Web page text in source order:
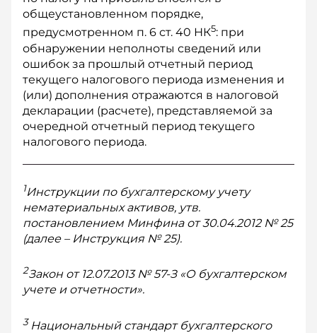
общеустановленном порядке,
предусмотренном п. 6 ст. 40 НК5: при
обнаружении неполноты сведений или
ошибок за прошлый отчетный период
текущего налогового периода изменения и
(или) дополнения отражаются в налоговой
декларации (расчете), представляемой за
очередной отчетный период текущего
налогового периода.
1Инструкции по бухгалтерскому учету
нематериальных активов, утв.
постановлением Минфина от 30.04.2012 № 25
(далее – Инструкция № 25).
2Закон от 12.07.2013 № 57-З «О бухгалтерском
учете и отчетности».
3 Национальный стандарт бухгалтерского